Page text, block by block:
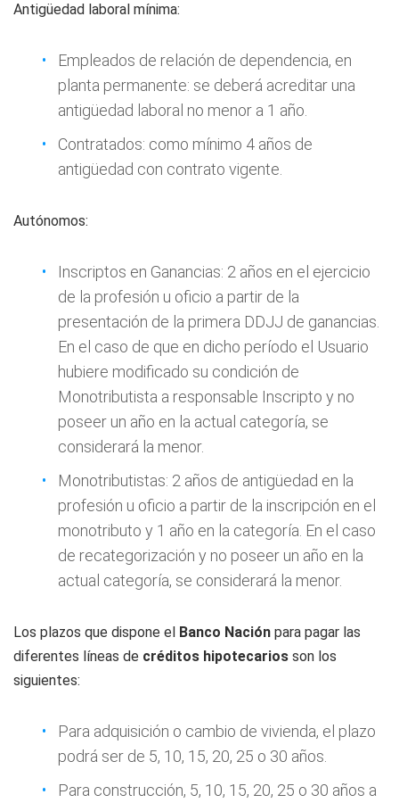
Antigüedad laboral mínima:
Empleados de relación de dependencia, en
planta permanente: se deberá acreditar una
antigüedad laboral no menor a 1 año.
Contratados: como mínimo 4 años de
antigüedad con contrato vigente.
Autónomos:
Inscriptos en Ganancias: 2 años en el ejercicio
de la profesión u oficio a partir de la
presentación de la primera DDJJ de ganancias.
En el caso de que en dicho período el Usuario
hubiere modificado su condición de
Monotributista a responsable Inscripto y no
poseer un año en la actual categoría, se
considerará la menor.
Monotributistas: 2 años de antigüedad en la
profesión u oficio a partir de la inscripción en el
monotributo y 1 año en la categoría. En el caso
de recategorización y no poseer un año en la
actual categoría, se considerará la menor.
Los plazos que dispone el Banco Nación para pagar las
diferentes líneas de créditos hipotecarios son los
siguientes:
Para adquisición o cambio de vivienda, el plazo
podrá ser de 5, 10, 15, 20, 25 o 30 años.
Para construcción, 5, 10, 15, 20, 25 o 30 años a